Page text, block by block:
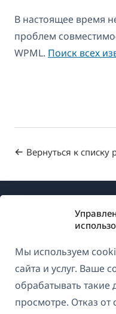
Мы используем
сайта и услуг. Ваше
обрабатывать
просмотре. Отказ от
В настоящее время
проблем
WPML. Поиск всех
Вернуться к
GDPR и